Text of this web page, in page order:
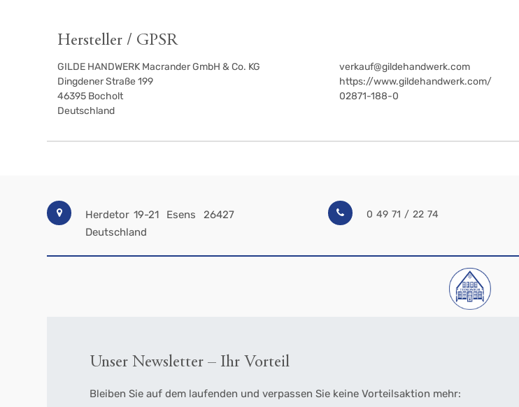
Hersteller / GPSR
GILDE HANDWERK Macrander GmbH & Co. KG
Dingdener Straße 199
46395 Bocholt
Deutschland
verkauf@gildehandwerk.com
https://www.gildehandwerk.com/
02871-188-0
Herdetor 19-21 Esens
26427
Deutschland
0 49 71 / 22 74
Unser Newsletter – Ihr Vorteil
Bleiben Sie auf dem laufenden und verpassen Sie keine Vorteilsaktion mehr: